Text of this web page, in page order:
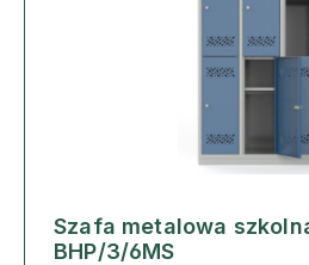
Szafa metalowa
BHP/3/6MS